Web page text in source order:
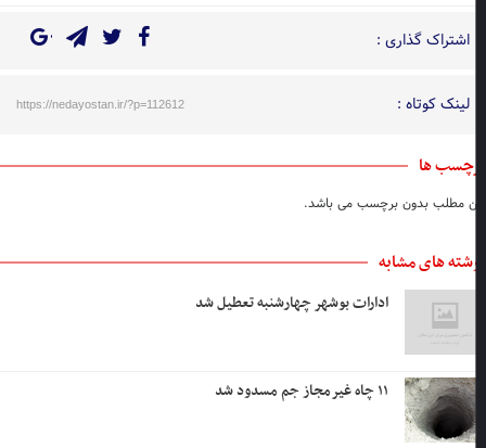
اشتراک گذاری :
لینک کوتاه : https://nedayostan.ir/?p=112612
ها
مطلب بدون برچسب می باشد.
های مشابه
ادارات بوشهر چهارشنبه تعطیل شد